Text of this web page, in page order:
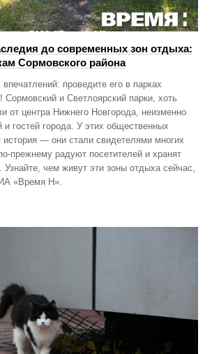
до современных зон отдыха:
Сормовского района
проведите его в парках
Сормовский и Светлоярский парки, хоть
от центра Нижнего Новгорода, неизменно
и гостей города. У этих общественных
история — они стали свидетелями многих
радуют посетителей и хранят
Узнайте, чем живут эти зоны отдыха сейчас,
«Время Н».